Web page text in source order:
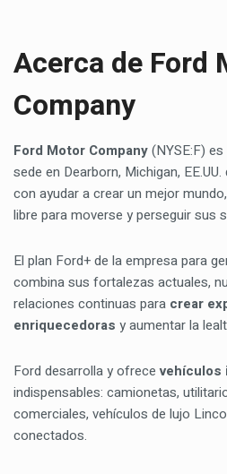
Acerca de Ford
Company
Ford Motor Company(NYSE:F)
sede en Dearborn, Michigan,
con ayudar a crear un mejor
libre para moverse y perseguir sus
El plan Ford+ de la empresa para
combina sus fortalezas actuales,
relaciones continuas para crear
enriquecedoras y aumentar la
Ford desarrolla y ofrecevehículos
indispensables: camionetas,
comerciales, vehículos de lujo
conectados.